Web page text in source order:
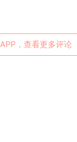
，查看更多评论